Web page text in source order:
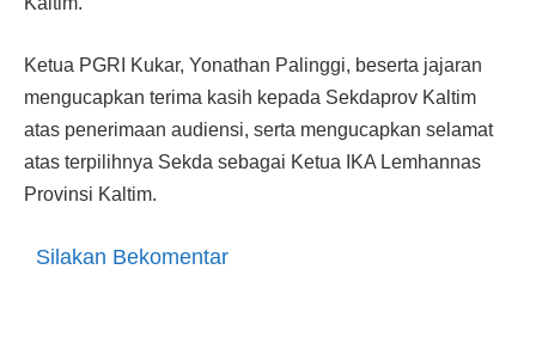
Ketua PGRI Kukar, Yonathan Palinggi, beserta jajaran
mengucapkan terima kasih kepada Sekdaprov Kaltim
atas penerimaan audiensi, serta mengucapkan selamat
atas terpilihnya Sekda sebagai Ketua IKA Lemhannas
Provinsi Kaltim.
Silakan Bekomentar